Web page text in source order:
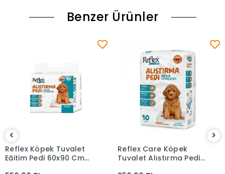
Benzer Ürünler
Reflex Köpek Tuvalet
Eğitim Pedi 60x90 Cm
Reflex Care Köpek
Tuvalet Alıştırma Pedi